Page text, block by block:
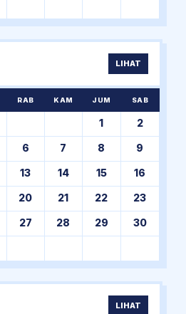
LIHAT
RAB KAM JUM SAB
1 2
6 7 8 9
13 14 15 16
20 21 22 23
27 28 29 30
LIHAT